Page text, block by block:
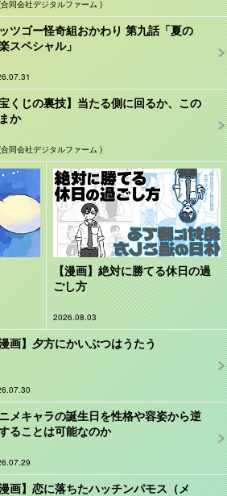
同会社デジタルファーム )
ツゴー怪奇組おかわり 第九話「夏の
スペシャル」
くじの裏技】当たる側に回るか、この
か
同会社デジタルファーム )
【漫画】絶対に勝てる休日の過
ごし方
2026.08.03
画】夕方にかいぶつはうたう
メキャラの誕生日を性格や容姿から逆
ることは可能なのか
画】恋に落ちたハッチンパモス（メ